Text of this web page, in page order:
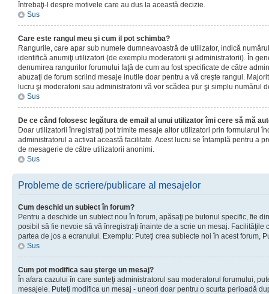
întrebaţi-l despre motivele care au dus la această decizie.
Sus
Care este rangul meu şi cum il pot schimba?
Rangurile, care apar sub numele dumneavoastră de utilizator, indică
identifică anumiţi utilizatori (de exemplu moderatorii şi administratorii). În
denumirea rangurilor forumului faţă de cum au fost specificate de către
abuzaţi de forum scriind mesaje inutile doar pentru a vă creşte rangul.
lucru şi moderatorii sau administratorii vă vor scădea pur şi simplu numărul
Sus
De ce când folosesc legătura de email al unui utilizator îmi cere să mă
Doar utilizatorii înregistraţi pot trimite mesaje altor utilizatori prin formularul
administratorul a activat această facilitate. Acest lucru se întamplă pentru a
de mesagerie de către utilizatorii anonimi.
Sus
Probleme de scriere/publicare al mesajelor
Cum deschid un subiect în forum?
Pentru a deschide un subiect nou în forum, apăsaţi pe butonul specific, fie
posibil să fie nevoie să vă înregistraţi înainte de a scrie un mesaj. Facilităţile
partea de jos a ecranului. Exemplu: Puteţi crea subiecte noi în acest forum,
Sus
Cum pot modifica sau şterge un mesaj?
În afara cazului în care sunteţi administratorul sau moderatorul forumului,
mesajele. Puteţi modifica un mesaj - uneori doar pentru o scurta perioadă